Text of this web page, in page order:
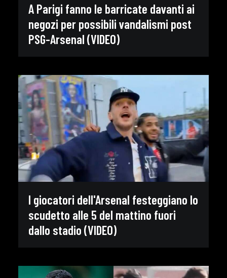
A Parigi fanno le barricate davanti ai
negozi per possibili vandalismi post
PSG-Arsenal (VIDEO)
I giocatori dell'Arsenal festeggiano lo
scudetto alle 5 del mattino fuori
dallo stadio (VIDEO)